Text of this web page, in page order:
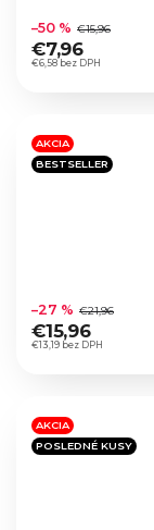
hodnotenie
produktu
je
hviezdičiek.
€6,58 bez DPH
–50 % €15,96
€7,96
AKCIA
BESTSELLER
hodnotenie
produktu
je
hviezdičiek.
€13,19 bez DPH
–27 % €21,96
€15,96
AKCIA
POSLEDNÉ KUSY